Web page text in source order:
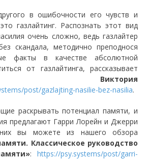
в ошибочности его чувств и
газлайтинг. Распознать этот вид
очень сложно, ведь газлайтер
скандала, методично преподнося
факты в качестве абсолютной
от газлайтинга, рассказывает
Виктория
post/gazlajting-nasilie-bez-nasilia.
раскрывать потенциал памяти, и
предлагают Гарри Лорейн и Джерри
вы можете из нашего обзора
Классическое руководство
:https://psy.systems/post/garri-